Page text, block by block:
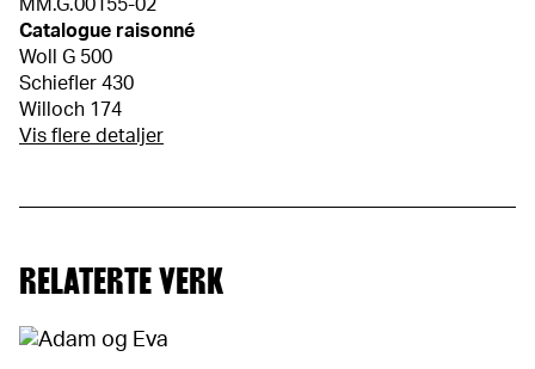
MM.G.00155-02
Catalogue raisonné
Woll G 500
Schiefler 430
Willoch 174
Vis flere detaljer
RELATERTE VERK